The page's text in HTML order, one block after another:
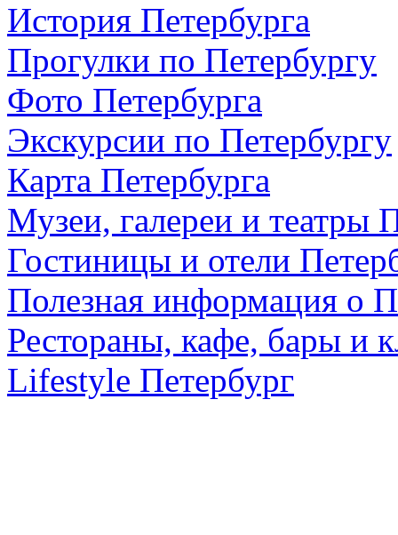
История Петербурга
Прогулки по Петербургу
Фото Петербурга
Экскурсии по Петербургу
Карта Петербурга
Музеи, галереи и театры
Гостиницы и отели
Полезная информация о
Рестораны, кафе, бары и
Lifestyle Петербург